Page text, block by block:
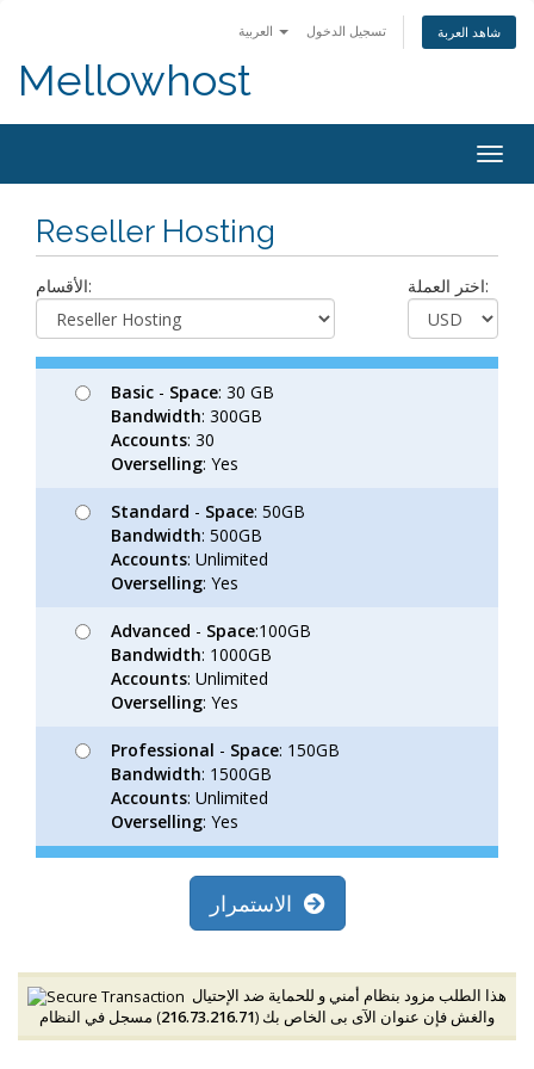
تسجيل الدخول شاهد العربة
Mellowhost
Reseller Hosting
الأقسام: اختر العملة:
Basic - Space: 30 GB
Bandwidth: 300GB
Accounts: 30
Overselling: Yes
Standard - Space: 50GB
Bandwidth: 500GB
Accounts: Unlimited
Overselling: Yes
Advanced - Space:100GB
Bandwidth: 1000GB
Accounts: Unlimited
Overselling: Yes
Professional - Space: 150GB
Bandwidth: 1500GB
Accounts: Unlimited
Overselling: Yes
والغش فإن عنوان الآى بى الخاص بك (216.73.216.71) مسجل في النظام